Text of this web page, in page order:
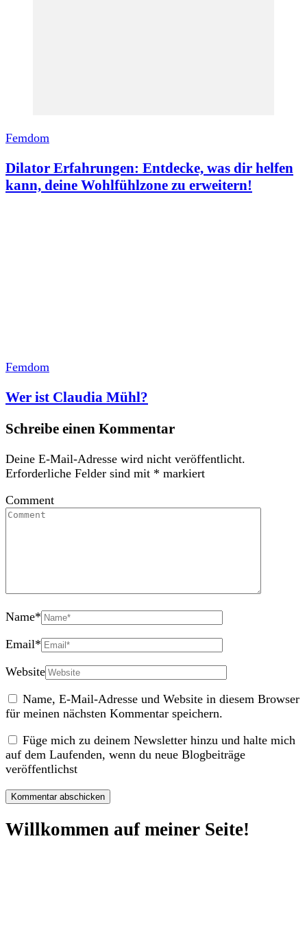
Femdom
Dilator Erfahrungen: Entdecke, was dir helfen
kann, deine Wohlfühlzone zu erweitern!
Femdom
Wer ist Claudia Mühl?
Schreibe einen Kommentar
Deine E-Mail-Adresse wird nicht veröffentlicht.
Erforderliche Felder sind mit * markiert
Comment
Name*
Email*
Website
Name, E-Mail-Adresse und Website in diesem Browser
für meinen nächsten Kommentar speichern.
Füge mich zu deinem Newsletter hinzu und halte mich
auf dem Laufenden, wenn du neue Blogbeiträge
veröffentlichst
Willkommen auf meiner Seite!